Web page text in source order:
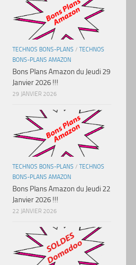
TECHNOS BONS-PLANS / TECHNOS
BONS-PLANS AMAZON
Bons Plans Amazon du Jeudi 29
Janvier 2026 !!!
29 JANVIER 2026
TECHNOS BONS-PLANS / TECHNOS
BONS-PLANS AMAZON
Bons Plans Amazon du Jeudi 22
Janvier 2026 !!!
22 JANVIER 2026